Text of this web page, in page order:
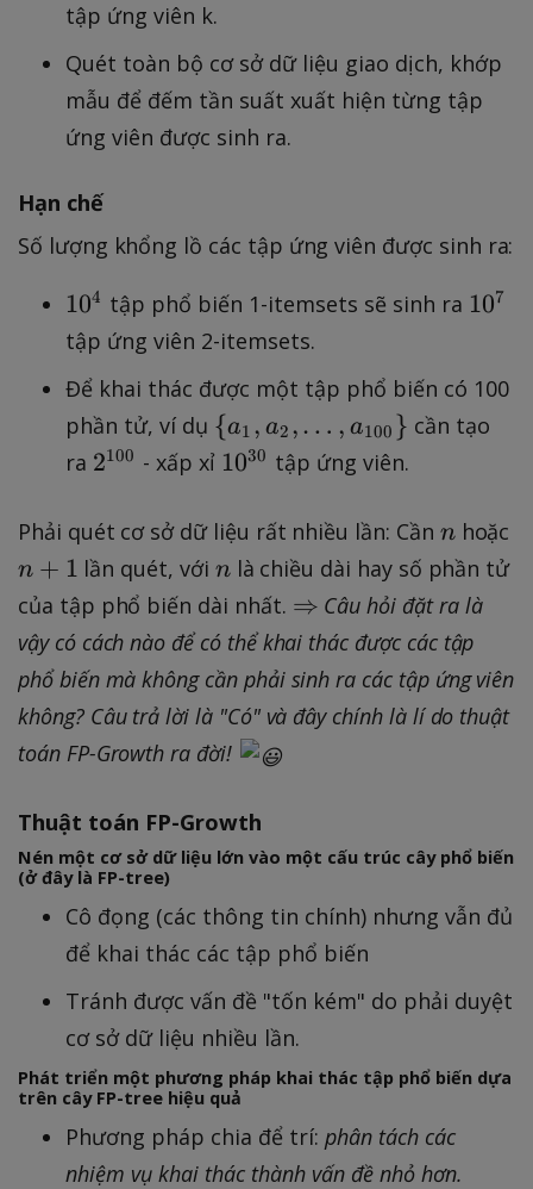
tập ứng viên k.
Quét toàn bộ cơ sở dữ liệu giao dịch, khớp
mẫu để đếm tần suất xuất hiện từng tập
ứng viên được sinh ra.
Hạn chế
Số lượng khổng lồ các tập ứng viên được sinh ra:
{
1
^
4
}
104 tập phổ biến 1-itemsets sẽ sinh ra {
^
7
107
tập ứng viên 2-itemsets.
Để khai thác được một tập phổ biến có 100
phần tử, ví dụ {\
{a
,
a_
2,
…
,
a_
{1
00
}}
{a1 , a2 ,… , a100 } cần tạo
ra {
^
{
1
0
0
}
}
2100 - xấp xỉ {
0
^
{
3
0
}
}
1030 tập ứng viên.
Phải quét cơ sở dữ liệu rất nhiều lần: Cần n
nhoặc
n
+
n + 1 lần quét, với n
nlà chiều dài hay số phần tử
của tập phổ biến dài nhất. \
R
g
h
r
w
⇒ Câu hỏi đặt ra là
vậy có cách nào để có thể khai thác được các tập
phổ biến mà không cần phải sinh ra các tập ứng viên
không? Câu trả lời là "Có" và đây chính là lí do thuật
toán FP-Growth ra đời!
Thuật toán FP-Growth
Nén một cơ sở dữ liệu lớn vào một cấu trúc cây phổ biến
(ở đây là FP-tree)
Cô đọng (các thông tin chính) nhưng vẫn đủ
để khai thác các tập phổ biến
Tránh được vấn đề "tốn kém" do phải duyệt
cơ sở dữ liệu nhiều lần.
Phát triển một phương pháp khai thác tập phổ biến dựa
trên cây FP-tree hiệu quả
Phương pháp chia để trí: phân tách các
nhiệm vụ khai thác thành vấn đề nhỏ hơn.